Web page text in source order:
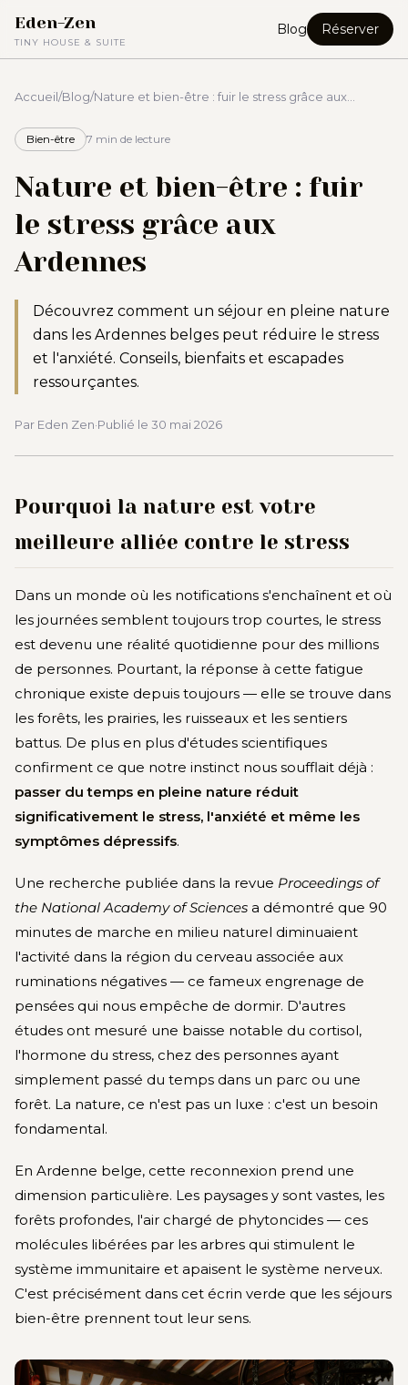
Eden-Zen
TINY HOUSE & SUITE
Blog Réserver
Accueil/Blog/Nature et bien-être : fuir le stress grâce aux
Bien-être 7 min de lecture
Nature et bien-être : fuir
le stress grâce aux
Ardennes
Découvrez comment un séjour en pleine nature
dans les Ardennes belges peut réduire le stress
et l'anxiété. Conseils, bienfaits et escapades
ressourçantes.
Par Eden Zen·Publié le 30 mai 2026
Pourquoi la nature est votre
meilleure alliée contre le stress
Dans un monde où les notifications s'enchaînent et où
les journées semblent toujours trop courtes, le stress
est devenu une réalité quotidienne pour des millions
de personnes. Pourtant, la réponse à cette fatigue
chronique existe depuis toujours — elle se trouve dans
les forêts, les prairies, les ruisseaux et les sentiers
battus. De plus en plus d'études scientifiques
confirment ce que notre instinct nous soufflait déjà :
passer du temps en pleine nature réduit
significativement le stress, l'anxiété et même les
symptômes dépressifs.
Une recherche publiée dans la revue Proceedings of
the National Academy of Sciences a démontré que 90
minutes de marche en milieu naturel diminuaient
l'activité dans la région du cerveau associée aux
ruminations négatives — ce fameux engrenage de
pensées qui nous empêche de dormir. D'autres
études ont mesuré une baisse notable du cortisol,
l'hormone du stress, chez des personnes ayant
simplement passé du temps dans un parc ou une
forêt. La nature, ce n'est pas un luxe : c'est un besoin
fondamental.
En Ardenne belge, cette reconnexion prend une
dimension particulière. Les paysages y sont vastes, les
forêts profondes, l'air chargé de phytoncides — ces
molécules libérées par les arbres qui stimulent le
système immunitaire et apaisent le système nerveux.
C'est précisément dans cet écrin verde que les séjours
bien-être prennent tout leur sens.